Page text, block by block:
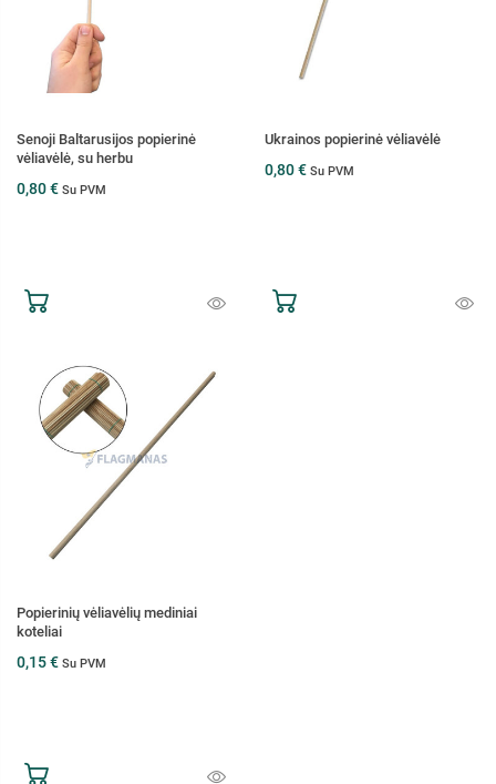
Senoji Baltarusijos popierinė
vėliavėlė, su herbu
0,80 € Su PVM
Ukrainos popierinė vėliavėlė
0,80 € Su PVM
Popierinių vėliavėlių mediniai
koteliai
0,15 € Su PVM